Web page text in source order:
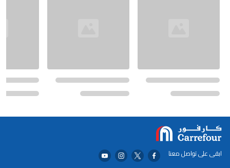
ابقى على تواصل معنا